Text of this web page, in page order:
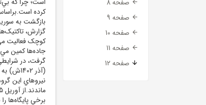
صفحه 8
صفحه 9
صفحه 10
صفحه 11
صفحه 12
کرده
بازگشت به
گزارش،
کوچک فعاليت
نيروهاي اين
برخي پايگاه‌ها